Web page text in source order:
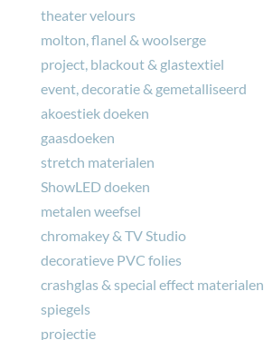
theater velours
molton, flanel & woolserge
project, blackout & glastextiel
event, decoratie & gemetalliseerd
akoestiek doeken
gaasdoeken
stretch materialen
ShowLED doeken
metalen weefsel
chromakey & TV Studio
decoratieve PVC folies
crashglas & special effect materialen
spiegels
projectie